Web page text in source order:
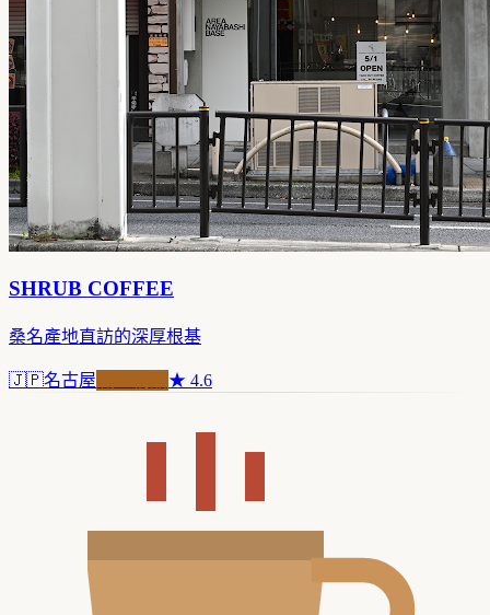
SHRUB COFFEE
桑名產地直訪的深厚根基
🇯🇵名古屋 ★ 4.6